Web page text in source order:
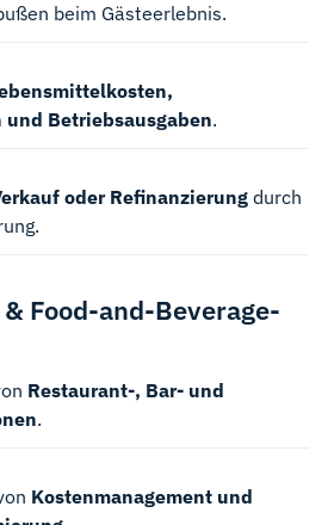
beim Gästeerlebnis.
und Betriebsausgaben.
oder Refinanzierungdurch
Food-and-Beverage-
Restaurant-, Bar- und
.
Kostenmanagement und